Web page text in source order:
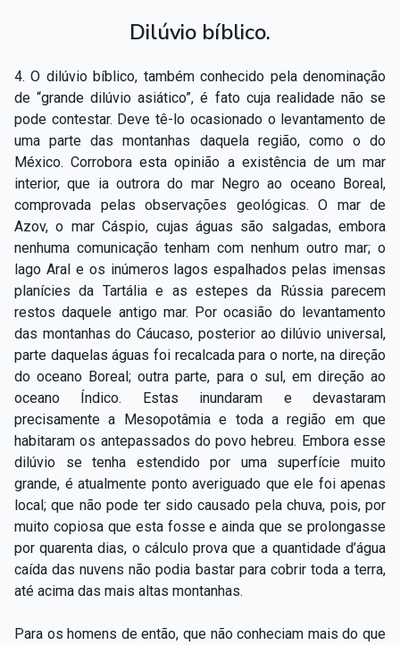
Dilúvio bíblico.
4. O dilúvio bíblico, também conhecido pela denominação
de “grande dilúvio asiático”, é fato cuja realidade não se
pode contestar. Deve tê-­lo ocasionado o levantamento de
uma parte das montanhas daquela região, como o do
México. Corrobora esta opinião a existência de um mar
interior, que ia outrora do mar Negro ao oceano Boreal,
comprovada pelas observações geológicas. O mar de
Azov, o mar Cáspio, cujas águas são salgadas, embora
nenhuma comunicação tenham com nenhum outro mar; o
lago Aral e os inúmeros lagos espalhados pelas imensas
planícies da Tartália e as estepes da Rússia parecem
restos daquele antigo mar. Por ocasião do levantamento
das montanhas do Cáucaso, posterior ao dilúvio universal,
parte daquelas águas foi recalcada para o norte, na direção
do oceano Boreal; outra parte, para o sul, em direção ao
oceano Índico. Estas inundaram e devastaram
precisamente a Mesopotâmia e toda a região em que
habitaram os antepassados do povo hebreu. Embora esse
dilúvio se tenha estendido por uma superfície muito
grande, é atualmente ponto averiguado que ele foi apenas
local; que não pode ter sido causado pela chuva, pois, por
muito copiosa que esta fosse e ainda que se prolongasse
por quarenta dias, o cálculo prova que a quantidade d’água
caída das nuvens não podia bastar para cobrir toda a terra,
até acima das mais altas montanhas.
Para os homens de então, que não conheciam mais do que